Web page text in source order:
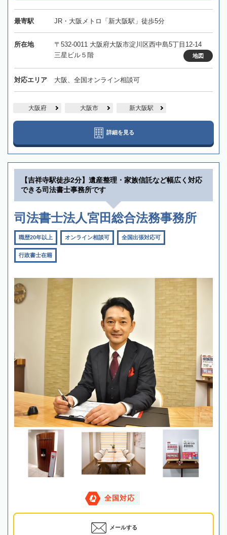
最寄駅 JR・大阪メトロ「新大阪駅」徒歩5分
所在地
〒532-0011 大阪府大阪市淀川区西中島5丁目12-14
三星ビル５階
地図
対応エリア 大阪、全国オンライン相談可
大阪府 大阪市 新大阪駅
詳細を見る
【吉祥寺駅徒歩2分】遺産整理・家族信託など幅広く対応
できる司法書士事務所です
司法書士法人宮田総合法務事務所
職歴20年以上 オンライン相談可 全国出張対応可
行政書士在籍
全国対応
メールする